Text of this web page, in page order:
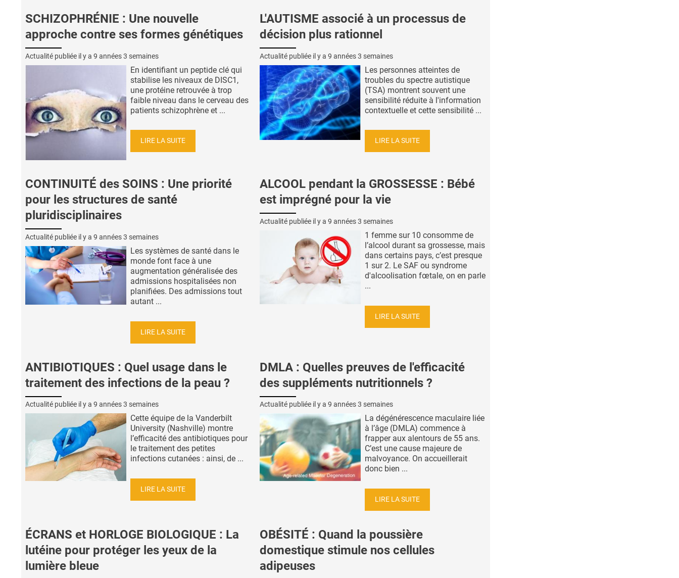
SCHIZOPHRÉNIE : Une nouvelle
approche contre ses formes génétiques
Actualité publiée il y a 9 années 3 semaines
En identifiant un peptide clé qui
stabilise les niveaux de DISC1,
une protéine retrouvée à trop
faible niveau dans le cerveau des
patients schizophrène et ...
LIRE LA SUITE
L'AUTISME associé à un processus de
décision plus rationnel
Actualité publiée il y a 9 années 3 semaines
Les personnes atteintes de
troubles du spectre autistique
(TSA) montrent souvent une
sensibilité réduite à l'information
contextuelle et cette sensibilité ...
LIRE LA SUITE
CONTINUITÉ des SOINS : Une priorité
pour les structures de santé
pluridisciplinaires
Actualité publiée il y a 9 années 3 semaines
Les systèmes de santé dans le
monde font face à une
augmentation généralisée des
admissions hospitalisées non
planifiées. Des admissions tout
autant ...
LIRE LA SUITE
ALCOOL pendant la GROSSESSE : Bébé
est imprégné pour la vie
Actualité publiée il y a 9 années 3 semaines
1 femme sur 10 consomme de
l’alcool durant sa grossesse, mais
dans certains pays, c’est presque
1 sur 2. Le SAF ou syndrome
d'alcoolisation fœtale, on en parle
...
LIRE LA SUITE
ANTIBIOTIQUES : Quel usage dans le
traitement des infections de la peau ?
Actualité publiée il y a 9 années 3 semaines
Cette équipe de la Vanderbilt
University (Nashville) montre
l’efficacité des antibiotiques pour
le traitement des petites
infections cutanées : ainsi, de ...
LIRE LA SUITE
DMLA : Quelles preuves de l'efficacité
des suppléments nutritionnels ?
Actualité publiée il y a 9 années 3 semaines
La dégénérescence maculaire liée
à l’âge (DMLA) commence à
frapper aux alentours de 55 ans.
C’est une cause majeure de
malvoyance. On accueillerait
donc bien ...
LIRE LA SUITE
ÉCRANS et HORLOGE BIOLOGIQUE : La
lutéine pour protéger les yeux de la
lumière bleue
OBÉSITÉ : Quand la poussière
domestique stimule nos cellules
adipeuses